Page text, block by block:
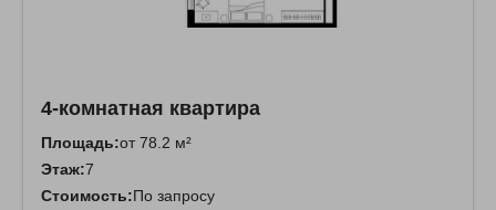
4-комнатная квартира
Площадь:от 78.2 м²
Этаж:7
Стоимость:По запросу